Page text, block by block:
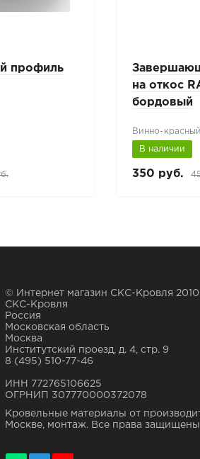
профиль
на откос
бордовый
Винно-
В наличии
350 руб.
© Интернет магазин СКС-Кровля
СКС-Кровля
Россия
Московская область
Москва
Институтский проезд, д. 4, стр. 9
8 (495) 510-77-46
ИНН 772765106625
ОГРНИП 307770000372078
Кровельные материалы от
Москве, монтаж. Все права